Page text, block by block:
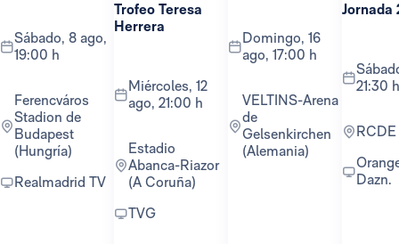
sábado, 8 ago,
19:00 h
Ferencváros
Stadion de
Budapest
(Hungría)
Realmadrid TV
Trofeo Teresa
Herrera
miércoles, 12
ago, 21:00 h
Estadio
Abanca-Riazor
(A Coruña)
TVG
domingo, 16
ago, 17:00 h
VELTINS-Arena
de
Gelsenkirchen
(Alemania)
Jornada
sábado, 22 ago,
21:30 h
Orange TV y
Dazn.